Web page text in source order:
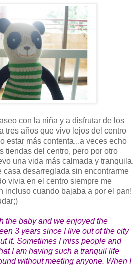
con la niña y a disfrutar de los
tres años que vivo lejos del centro
estar más contenta...a veces echo
tiendas del centro, pero por otro
una vida más calmada y tranquila.
casa desarreglada sin encontrarme
vivia en el centro siempre me
incluso cuando bajaba a por el pan!
the baby and we enjoyed the
3 years since I live out of the city
it. Sometimes I miss people and
I am having such a tranquil life
without meeting anyone. When I